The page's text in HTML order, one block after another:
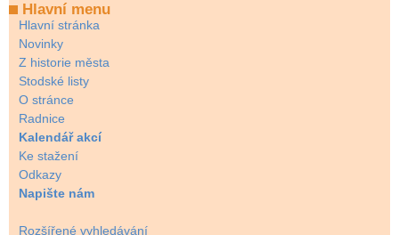
Hlavní menu
Hlavní stránka
Novinky
Z historie města
Stodské listy
O stránce
Radnice
Kalendář akcí
Ke stažení
Odkazy
Napište nám
Rozšířené vyhledávání